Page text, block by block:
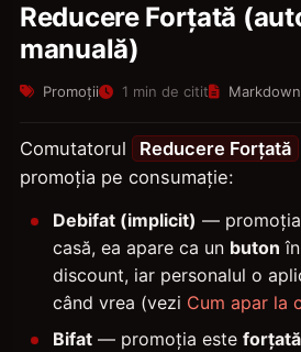
Reducere Forțată
manuală)
Promoții 1 min de citit Markdown
Comutatorul Reducere Forțată
promoția pe consumație:
Debifat (implicit) —
casă, ea apare ca un buton
discount, iar personalul o
când vrea (vezi Cum apar la
Bifat — promoția este forțată